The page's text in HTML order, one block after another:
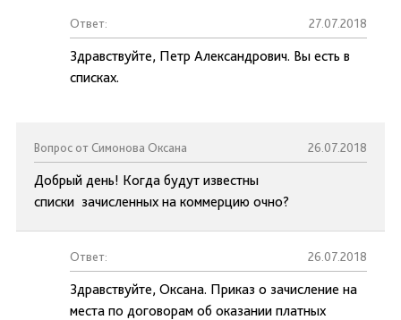
Ответ: 27.07.2018
Здравствуйте, Петр Александрович. Вы есть в
списках.
Вопрос от Симонова Оксана 26.07.2018
Добрый день! Когда будут известны
списки зачисленных на коммерцию очно?
Ответ: 26.07.2018
Здравствуйте, Оксана. Приказ о зачисление на
места по договорам об оказании платных